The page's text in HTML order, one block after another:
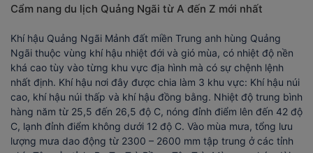
Cẩm nang du lịch Quảng Ngãi từ A đến Z mới nhất
Khí hậu Quảng Ngãi Mảnh đất miền Trung anh hùng Quảng
Ngãi thuộc vùng khí hậu nhiệt đới và gió mùa, có nhiệt độ nền
khá cao tùy vào từng khu vực địa hình mà có sự chệnh lệnh
nhất định. Khí hậu nơi đây được chia làm 3 khu vực: Khí hậu núi
cao, khí hậu núi thấp và khí hậu đồng bằng. Nhiệt độ trung bình
hàng năm từ 25,5 đến 26,5 độ C, nóng đỉnh điểm lên đến 42 độ
C, lạnh đỉnh điểm không dưới 12 độ C. Vào mùa mưa, tổng lưu
lượng mưa dao động từ 2300 – 2600 mm tập trung ở các tỉnh